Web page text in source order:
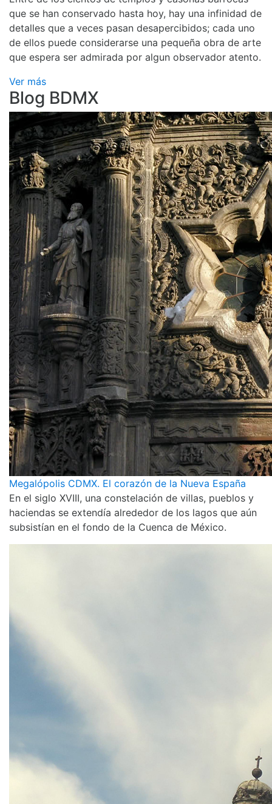
que se han conservado hasta hoy, hay una infinidad de
detalles que a veces pasan desapercibidos; cada uno
de ellos puede considerarse una pequeña obra de arte
que espera ser admirada por algun observador atento.
Ver más
Blog BDMX
Megalópolis CDMX. El corazón de la Nueva España
En el siglo XVIII, una constelación de villas, pueblos y
haciendas se extendía alrededor de los lagos que aún
subsistían en el fondo de la Cuenca de México.